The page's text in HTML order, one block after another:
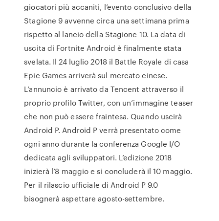
giocatori più accaniti, l’evento conclusivo della
Stagione 9 avvenne circa una settimana prima
rispetto al lancio della Stagione 10. La data di
uscita di Fortnite Android è finalmente stata
svelata. Il 24 luglio 2018 il Battle Royale di casa
Epic Games arriverà sul mercato cinese.
L’annuncio è arrivato da Tencent attraverso il
proprio profilo Twitter, con un’immagine teaser
che non può essere fraintesa. Quando uscirà
Android P. Android P verrà presentato come
ogni anno durante la conferenza Google I/O
dedicata agli sviluppatori. L’edizione 2018
inizierà l’8 maggio e si concluderà il 10 maggio.
Per il rilascio ufficiale di Android P 9.0
bisognerà aspettare agosto-settembre.